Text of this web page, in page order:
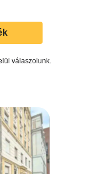
válaszolunk.